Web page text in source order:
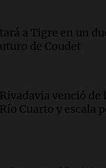
de Jujuy
salarios de hasta
asalto en
años golpeado
a Tigre en un
de Coudet
venció de
Cuarto y escala